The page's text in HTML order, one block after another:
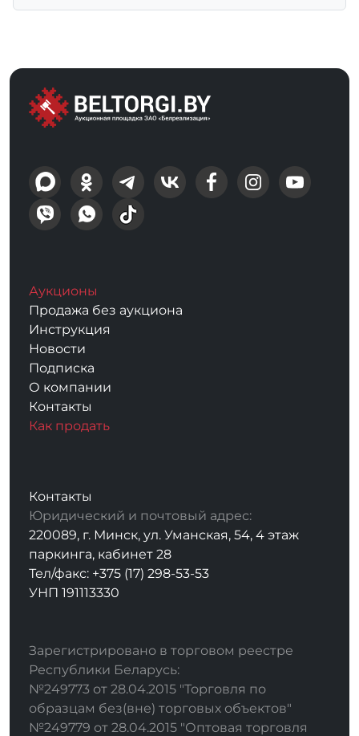
Аукционы
Продажа без аукциона
Инструкция
Новости
Подписка
О компании
Контакты
Как продать
Контакты
Юридический и почтовый адрес:
220089, г. Минск, ул. Уманская, 54, 4 этаж
паркинга, кабинет 28
Тел/факс: +375 (17) 298-53-53
УНП 191113330
Зарегистрировано в торговом реестре
Республики Беларусь:
№249773 от 28.04.2015 "Торговля по
образцам без(вне) торговых объектов"
№249779 от 28.04.2015 "Оптовая торговля